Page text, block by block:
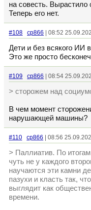
на совесть. Вырастило
Теперь его нет.
#108 cp866 | 08:52
Дети и без всякого ИИ
Это же просто
#109 cp866 | 08:54
> сторожем над
В чем момент
нарушающей машины?
#110 cp866 | 08:56
> Паллиатив. По
чуть не у каждого
научаются эти камни
пазухи и класть так,
выглядит как
времени.